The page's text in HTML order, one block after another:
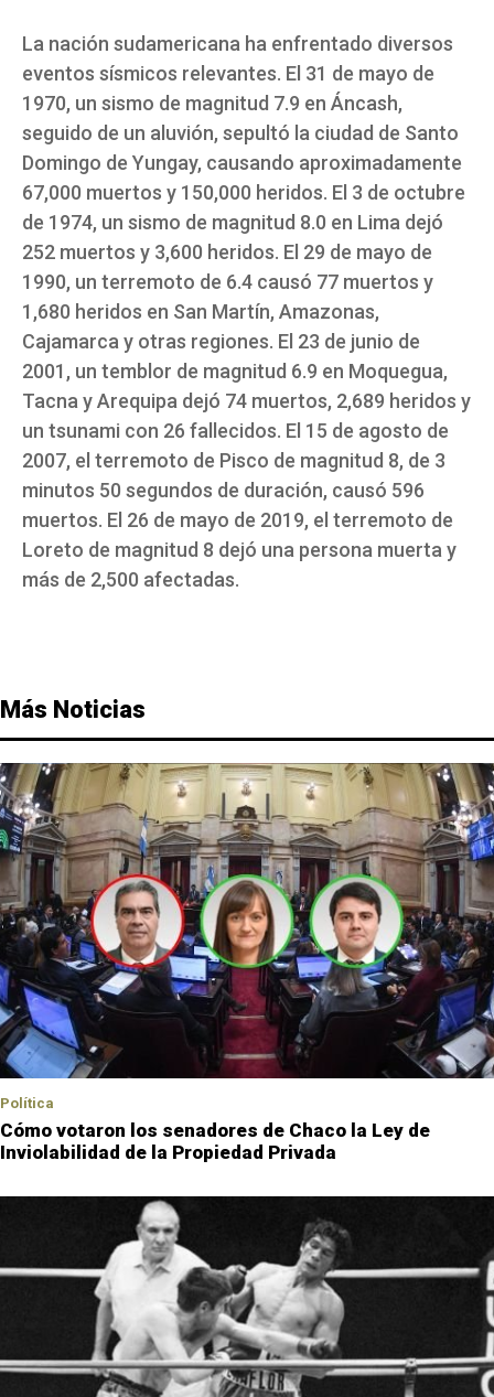
La nación sudamericana ha enfrentado diversos
eventos sísmicos relevantes. El 31 de mayo de
1970, un sismo de magnitud 7.9 en Áncash,
seguido de un aluvión, sepultó la ciudad de Santo
Domingo de Yungay, causando aproximadamente
67,000 muertos y 150,000 heridos. El 3 de octubre
de 1974, un sismo de magnitud 8.0 en Lima dejó
252 muertos y 3,600 heridos. El 29 de mayo de
1990, un terremoto de 6.4 causó 77 muertos y
1,680 heridos en San Martín, Amazonas,
Cajamarca y otras regiones. El 23 de junio de
2001, un temblor de magnitud 6.9 en Moquegua,
Tacna y Arequipa dejó 74 muertos, 2,689 heridos y
un tsunami con 26 fallecidos. El 15 de agosto de
2007, el terremoto de Pisco de magnitud 8, de 3
minutos 50 segundos de duración, causó 596
muertos. El 26 de mayo de 2019, el terremoto de
Loreto de magnitud 8 dejó una persona muerta y
más de 2,500 afectadas.
Más Noticias
Política
Cómo votaron los senadores de Chaco la Ley de
Inviolabilidad de la Propiedad Privada